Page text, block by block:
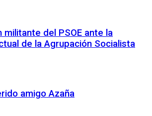
militante del PSOE ante la
de la Agrupación Socialista
amigo Azaña